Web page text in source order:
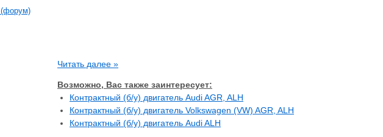
(форум)
Читать далее »
Возможно, Вас также заинтересует:
Контрактный (б/у) двигатель Audi AGR, ALH
Контрактный (б/у) двигатель Volkswagen (VW) AGR, ALH
Контрактный (б/у) двигатель Audi ALH